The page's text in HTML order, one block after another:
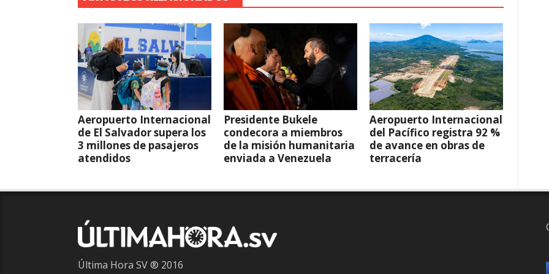
Aeropuerto Internacional
de El Salvador supera los
3 millones de pasajeros
atendidos
Presidente Bukele
condecora a miembros
de la misión humanitaria
enviada a Venezuela
Aeropuerto Internacional
del Pacífico registra 92 %
de avance en obras de
terracería
Última Hora SV ® 2016